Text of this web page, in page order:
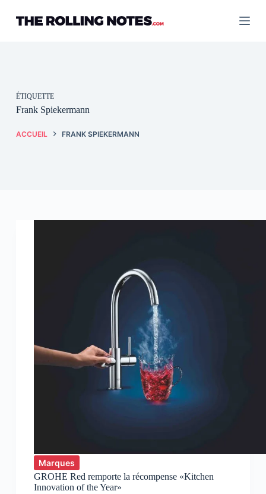
contenu
ÉTIQUETTE
Frank Spiekermann
ACCUEIL FRANK SPIEKERMANN
Marques
GROHE Red remporte la récompense «Kitchen
Innovation of the Year»